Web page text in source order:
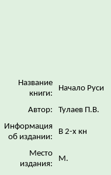
Название
книги:
Начало Руси
Автор:
Тулаев П.В.
Информация
об издании:
В 2-х кн
Место
издания:
М.